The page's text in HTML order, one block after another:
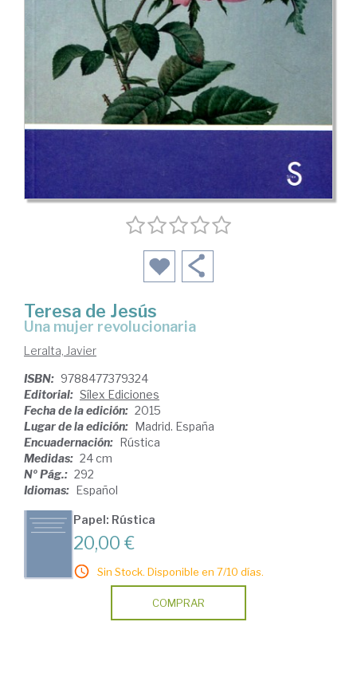
Teresa de Jesús
una mujer revolucionaria
Leralta, Javier
ISBN: 9788477379324
Editorial: Sílex Ediciones
Fecha de la edición: 2015
Lugar de la edición:
Madrid. España
Encuadernación:
Rústica
Medidas: 24 cm
Nº Pág.: 292
Idiomas:
Español
Papel: Rústica
20,00 €
Sin Stock. Disponible en 7/10 días.
COMPRAR